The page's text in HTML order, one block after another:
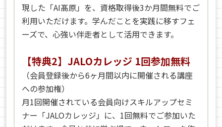
現した「AI髙原」を、資格取得後3か月間無料でご
利用いただけます。学んだことを実践に移すフェ
ーズで、心強い伴走者として活用できます。
【特典2】JALOカレッジ 1回参加無料
（会員登録後から6ヶ月間以内に開催される講座
への参加権）
月1回開催されている会員向けスキルアップセミ
ナー「JALOカレッジ」に、1回無料でご参加いた